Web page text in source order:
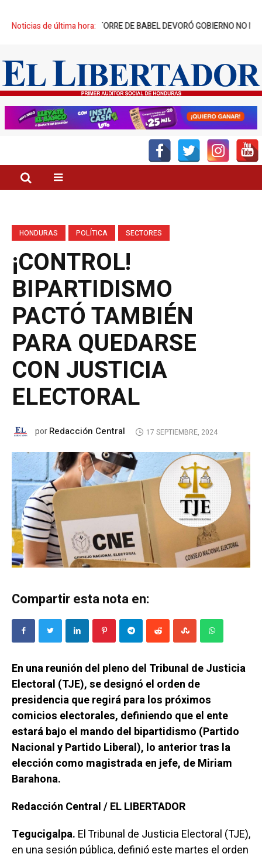
Noticias de última hora:
CREADORES: TORRE DE BABEL DEVORÓ GOBIERNO NO NACIDO
HONDURAS POLÍTICA SECTORES
¡CONTROL!
BIPARTIDISMO
PACTÓ TAMBIÉN
PARA QUEDARSE
CON JUSTICIA
ELECTORAL
porRedacción Central 17 SEPTIEMBRE, 2024
Compartir esta nota en:
En una reunión del pleno del Tribunal de Justicia
Electoral (TJE), se designó el orden de
presidencia que regirá para los próximos
comicios electorales, definiendo que el ente
estará bajo el mando del bipartidismo (Partido
Nacional y Partido Liberal), lo anterior tras la
elección como magistrada en jefe, de Miriam
Barahona.
Redacción Central / EL LIBERTADOR
Tegucigalpa. El Tribunal de Justicia Electoral (TJE),
en una sesión pública, definió este martes el orden